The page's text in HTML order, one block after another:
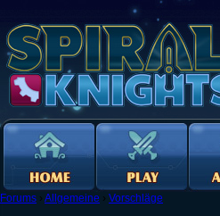
Forums › Allgemeine › Vorschläge